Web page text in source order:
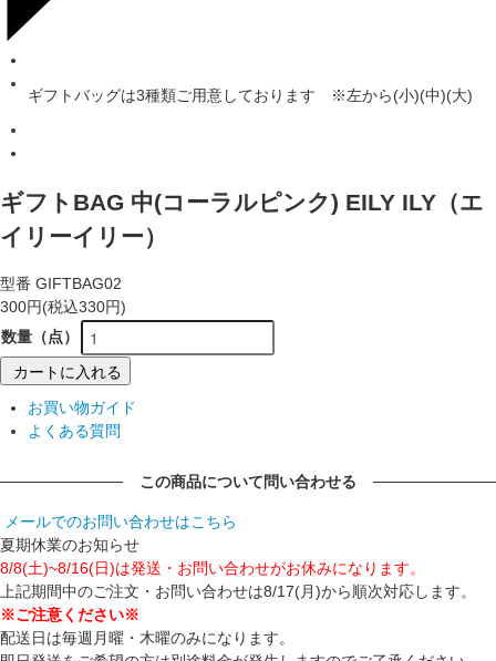
ギフトバッグは3種類ご用意しております ※左から(小)(中)(大)
ギフトBAG 中(コーラルピンク) EILY ILY（エ
イリーイリー）
型番 GIFTBAG02
300円(税込330円)
数量（点）
カートに入れる
お買い物ガイド
よくある質問
この商品について問い合わせる
メールでのお問い合わせはこちら
夏期休業のお知らせ
8/8(土)~8/16(日)は発送・お問い合わせがお休みになります。
上記期間中のご注文・お問い合わせは8/17(月)から順次対応します。
※ご注意ください※
配送日は毎週月曜・木曜のみになります。